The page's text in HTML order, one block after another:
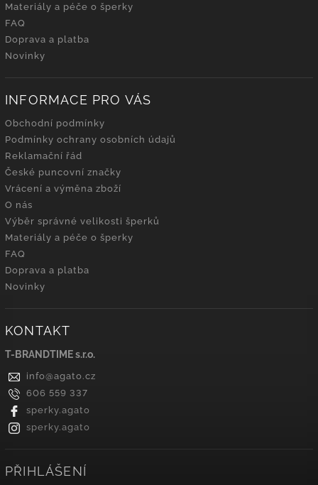
Materiály a péče o šperky
FAQ
Doprava a platba
Novinky
INFORMACE PRO VÁS
Obchodní podmínky
Podmínky ochrany osobních údajů
Reklamační řád
České puncovní značky
Vrácení a výměna zboží
O nás
Výběr správné velikosti šperků
Materiály a péče o šperky
FAQ
Doprava a platba
Novinky
KONTAKT
T-BRANDTIME s.r.o.
info@agato.cz
606 559 337
sperky.agato
sperky.agato
PŘIHLÁŠENÍ